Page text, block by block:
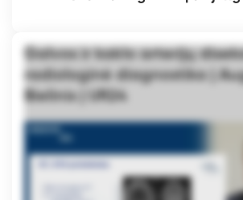
Galvos ir kaklo arterijų
radiologinė diagnostika |
Bielinis | UR24